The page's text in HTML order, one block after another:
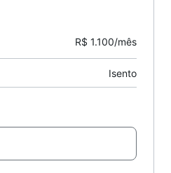
R$ 1.100/mês
Isento